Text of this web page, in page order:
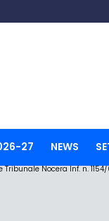
27 NEWS
Nocera Inf. n.